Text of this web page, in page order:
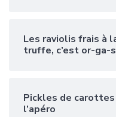
Les raviolis frais à
truffe, c’est or-ga-
Pickles de carottes
l’apéro